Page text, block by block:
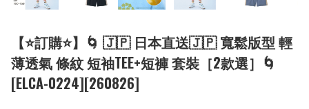
【⭐訂購⭐】🌀 🇯🇵 日本直送🇯🇵 寬鬆版型 輕
薄透氣 條紋 短袖TEE+短褲 套裝［2款選］🌀
[ELCA-0224][260826]